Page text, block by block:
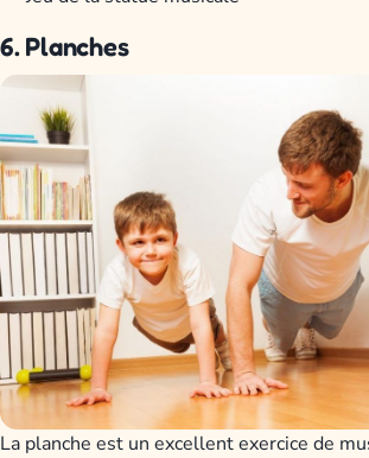
6. Planches
La planche est un excellent exercice de